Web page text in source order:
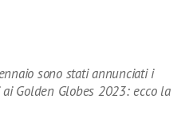
sono stati annunciati i
Golden Globes 2023: ecco la